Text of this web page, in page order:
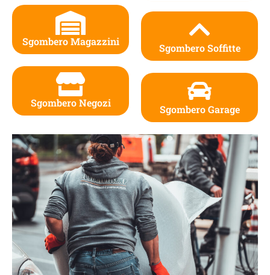
Sgombero Magazzini
Sgombero Negozi
Sgombero Soffitte
Sgombero Garage